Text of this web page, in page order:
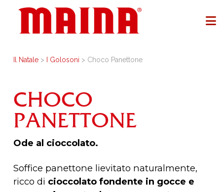
Il Natale> I Golosoni > Choco Panettone
CHOCO
PANETTONE
Ode al cioccolato.
Soffice panettone lievitato naturalmente,
ricco di cioccolato fondente in gocce e